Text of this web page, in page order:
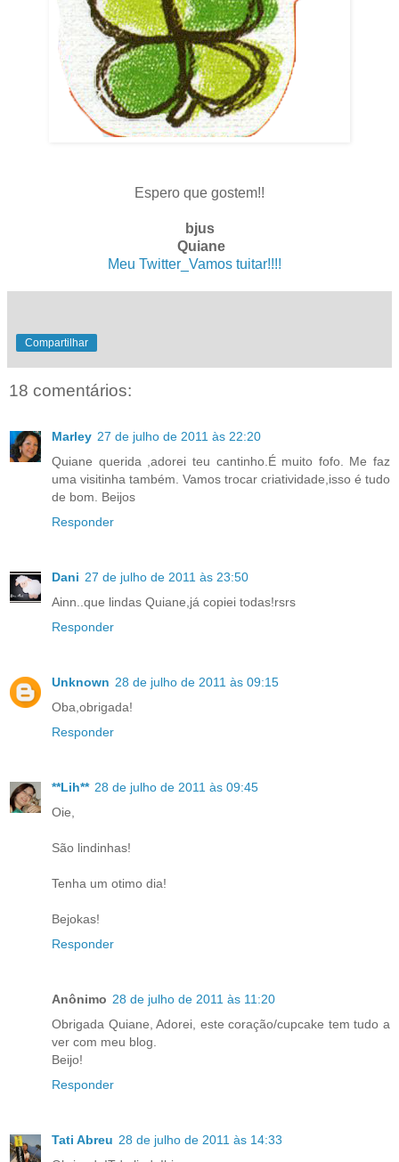
Espero que gostem!!
bjus
Quiane
Meu Twitter_Vamos tuitar!!!!
Compartilhar
18 comentários:
Marley 27 de julho de 2011 às 22:20
Quiane querida ,adorei teu cantinho.É muito fofo. Me faz
uma visitinha também. Vamos trocar criatividade,isso é tudo
de bom. Beijos
Responder
Dani 27 de julho de 2011 às 23:50
Ainn..que lindas Quiane,já copiei todas!rsrs
Responder
Unknown 28 de julho de 2011 às 09:15
Oba,obrigada!
Responder
**Lih** 28 de julho de 2011 às 09:45
Oie,
São lindinhas!
Tenha um otimo dia!
Bejokas!
Responder
Anônimo 28 de julho de 2011 às 11:20
Obrigada Quiane, Adorei, este coração/cupcake tem tudo a
ver com meu blog.
Beijo!
Responder
Tati Abreu 28 de julho de 2011 às 14:33